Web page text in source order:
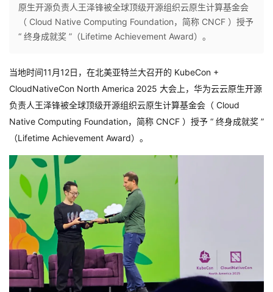
个
人
主
我
的
开
发
者
我
的
客
我
论
的
我
原生开源负责人王泽锋被全球顶级开源组织云原生计算基金会
（ Cloud Native Computing Foundation，简称 CNCF ）授予
“ 终身成就奖 ”（Lifetime Achievement Award）。
当地时间11月12日，‌在北美亚特兰大召开的 KubeCon +
CloudNativeCon North America 2025 大会上，华为云云原生开源
负责人王泽锋被全球顶级开源组织云原生计算基金会（ Cloud
Native Computing Foundation，简称 CNCF ）授予 “ 终身成就奖 ”
（Lifetime Achievement Award）。